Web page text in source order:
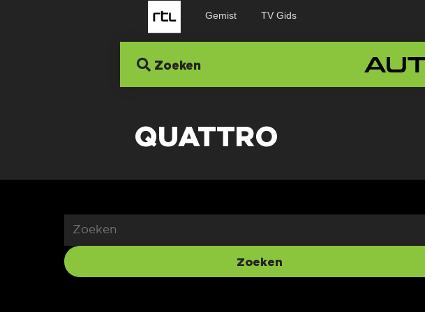
Gemist TV Gids
Zoeken
QUATTRO